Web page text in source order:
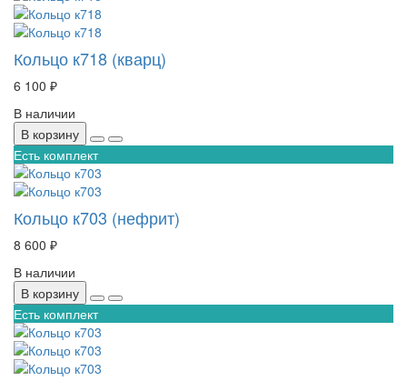
Кольцо к718 (кварц)
6 100 ₽
В наличии
В корзину
Есть комплект
Кольцо к703 (нефрит)
8 600 ₽
В наличии
В корзину
Есть комплект